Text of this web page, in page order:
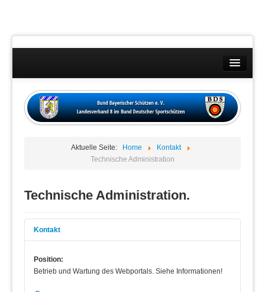
Wettkämpfe
Datenschutzübersicht
Aktuelle Seite: Home
Kontakt
Technische Administration
Technische Administration.
Kontakt
Position:
Betrieb und Wartung des Webportals. Siehe Informationen!